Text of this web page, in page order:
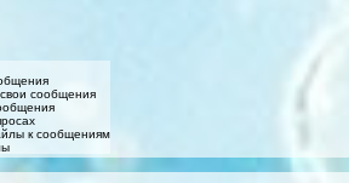
сообщения
к сообщениям